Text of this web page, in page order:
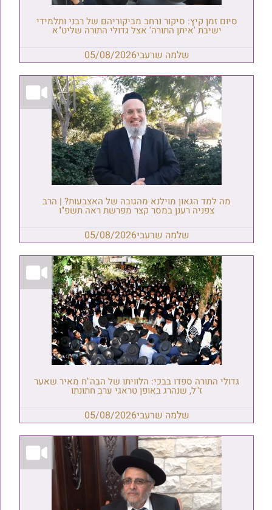
סיום זמן קיץ: סיקור נרחב מביקוריהם של רבני ותלמידי
ישיבת 'איתן התורה' אצל גדולי התורה שליט"א
שלמה שרעבי05/08/2026
מה למד הגאון מוילנא מהגובה של האצבעות? | הרב
צפניה רענן במסר קצר מפרשת ראה תשפ"ו
שלמה שרעבי05/08/2026
גדולי התורה ספדו בבכי: הלוויתו של הבה"ח מאיר שאער
ז"ל, שנהרג באופן טראגי ערב חתונתו
שלמה שרעבי05/08/2026